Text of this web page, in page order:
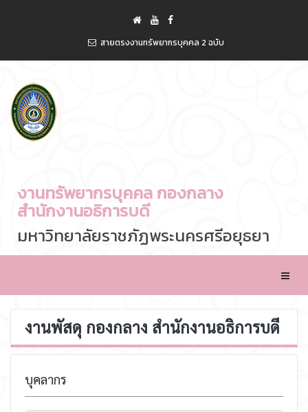
สายตรงงานทรัพยากรบุคคล 2 ฉบับ
งานทรัพยากรบุคคล กองกลาง
สำนักงานอธิการบดี
มหาวิทยาลัยราชภัฏพระนครศรีอยุธยา
งานพัสดุ กองกลาง สำนักงานอธิการบดี
บุคลากร